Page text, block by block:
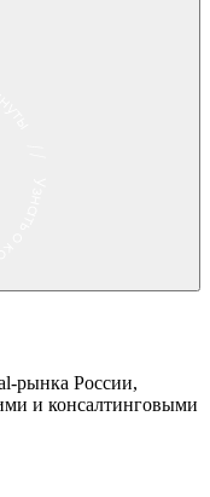
рынка России,
и консалтинговыми